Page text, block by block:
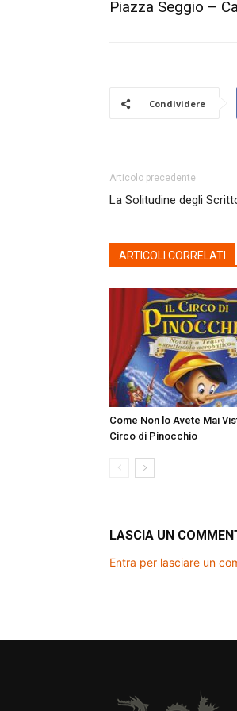
Piazza Seggio –
Condividere
Articolo precedente
La Solitudine degli
ARTICOLI CORRELATI
Come Non lo Avete Mai
Circo di Pinocchio
LASCIA UN
Entra per lasciare un